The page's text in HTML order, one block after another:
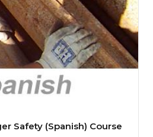
Safety (Spanish) Course